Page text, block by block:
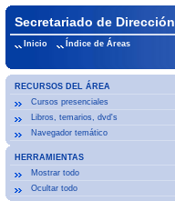
Secretariado de Dirección
Inicio Índice de Áreas
RECURSOS DEL ÁREA
Cursos presenciales
Libros, temarios, dvd's
Navegador temático
HERRAMIENTAS
Mostrar todo
Ocultar todo